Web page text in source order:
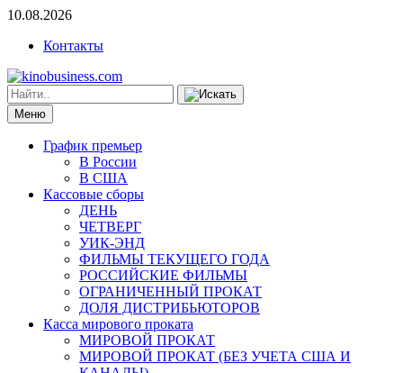
10.08.2026
Контакты
Меню
График премьер
В России
В США
Кассовые сборы
ДЕНЬ
ЧЕТВЕРГ
УИК-ЭНД
ФИЛЬМЫ ТЕКУЩЕГО ГОДА
РОССИЙСКИЕ ФИЛЬМЫ
ОГРАНИЧЕННЫЙ ПРОКАТ
ДОЛЯ ДИСТРИБЬЮТОРОВ
Касса мирового проката
МИРОВОЙ ПРОКАТ
МИРОВОЙ ПРОКАТ (БЕЗ УЧЕТА США И